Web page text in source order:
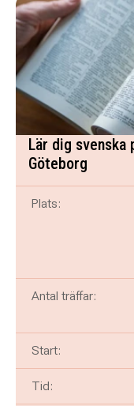
Lär dig svenska
Göteborg
Plats:
Antal träffar:
Start:
Tid: